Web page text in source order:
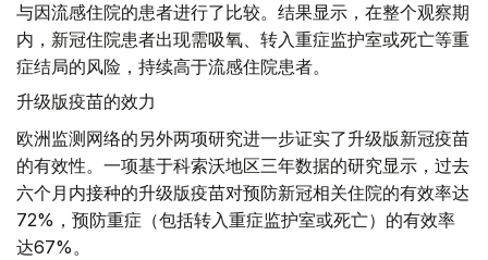
与因流感住院的患者进行了比较。结果显示，在整个观察期
内，新冠住院患者出现需吸氧、转入重症监护室或死亡等重
症结局的风险，持续高于流感住院患者。
升级版疫苗的效力
欧洲监测网络的另外两项研究进一步证实了升级版新冠疫苗
的有效性。一项基于科索沃地区三年数据的研究显示，过去
六个月内接种的升级版疫苗对预防新冠相关住院的有效率达
72%，预防重症（包括转入重症监护室或死亡）的有效率
达67%。